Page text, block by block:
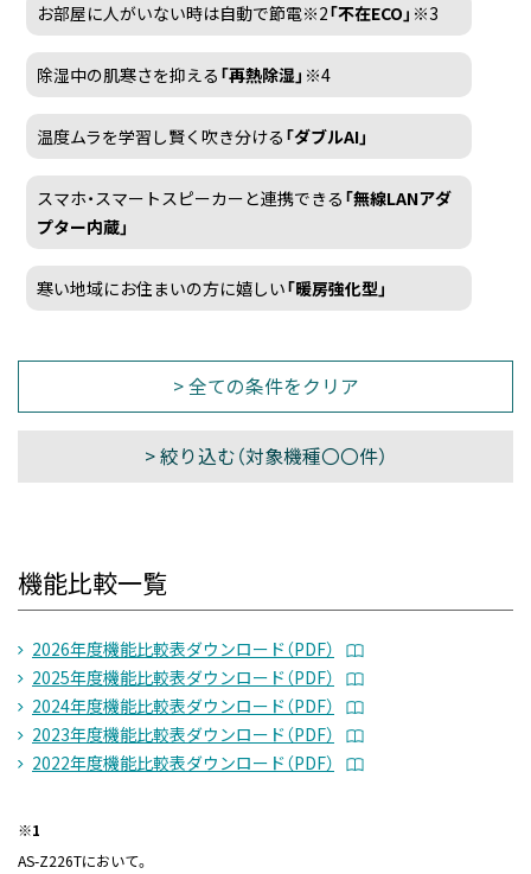
お部屋に人がいない時は自動で節電※2「不在ECO」 ※3
除湿中の肌寒さを抑える 「再熱除湿」 ※4
温度ムラを学習し賢く吹き分ける 「ダブルAI」
スマホ・スマートスピーカーと連携できる 「無線LANアダ
プター内蔵」
寒い地域にお住まいの方に嬉しい「暖房強化型」
> 全ての条件をクリア
> 絞り込む（対象機種〇〇件）
機能比較一覧
2026年度機能比較表ダウンロード（PDF）
2025年度機能比較表ダウンロード（PDF）
2024年度機能比較表ダウンロード（PDF）
2023年度機能比較表ダウンロード（PDF）
2022年度機能比較表ダウンロード（PDF）
※1
AS-Z226Tにおいて。